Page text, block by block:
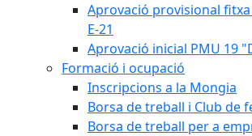
Aprovació provisional fitxa
E-21
Aprovació inicial PMU 19
Formació i ocupació
Inscripcions a la Mongia
Borsa de treball i Club de
Borsa de treball per a